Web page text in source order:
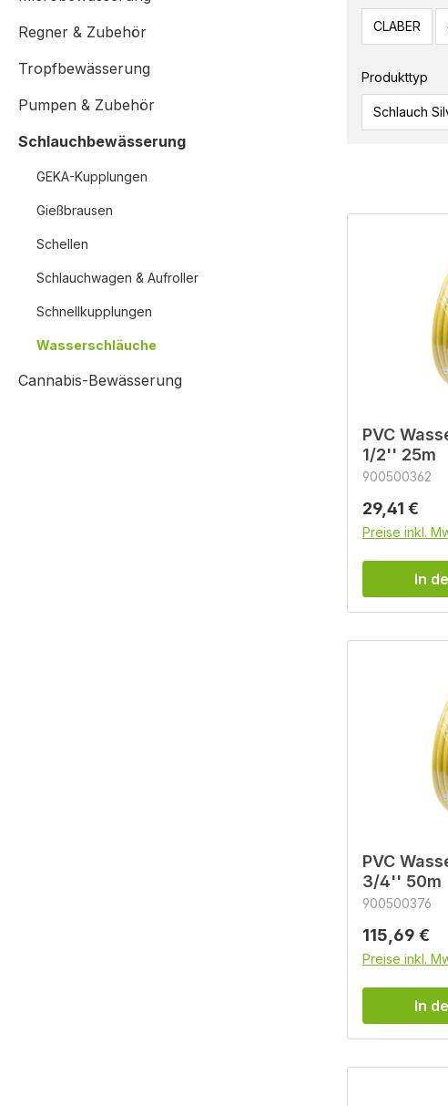
Regner & Zubehör
Tropfbewässerung
Pumpen & Zubehör
Schlauchbewässerung
GEKA-Kupplungen
Gießbrausen
Schellen
Schlauchwagen & Aufroller
Schnellkupplungen
Wasserschläuche
Cannabis-Bewässerung
CLABER
Produkttyp
Schlauch
PVC
1/2'' 25m
900500362
Regulärer
29,41 €
Preise inkl.
In
PVC
3/4'' 50m
900500376
Regulärer
115,69 €
Preise inkl.
In